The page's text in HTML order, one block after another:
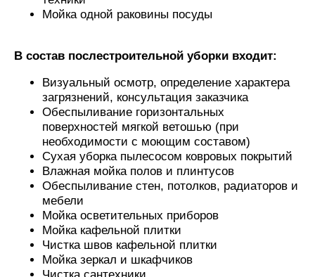
Мойка одной раковины посуды
В состав послестроительной уборки входит:
Визуальный осмотр, определение характера
загрязнений, консультация заказчика
Обеспыливание горизонтальных
поверхностей мягкой ветошью (при
необходимости с моющим составом)
Сухая уборка пылесосом ковровых покрытий
Влажная мойка полов и плинтусов
Обеспыливание стен, потолков, радиаторов и
мебели
Мойка осветительных приборов
Мойка кафельной плитки
Чистка швов кафельной плитки
Мойка зеркал и шкафчиков